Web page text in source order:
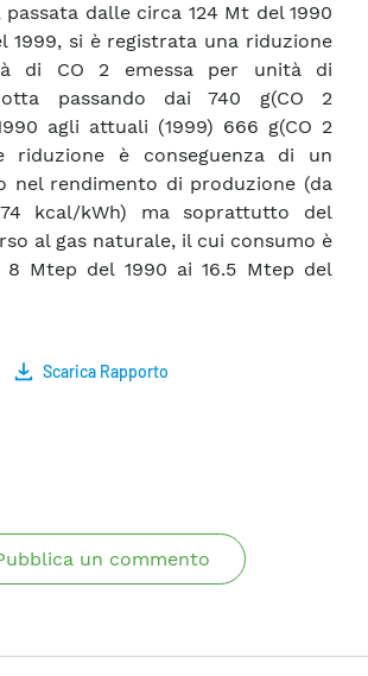
passata dalle circa 124 Mt del 1990
1999, si è registrata una riduzione
di CO 2 emessa per unità di
passando dai 740 g(CO 2
agli attuali (1999) 666 g(CO 2
riduzione è conseguenza di un
nel rendimento di produzione (da
kcal/kWh) ma soprattutto del
al gas naturale, il cui consumo è
8 Mtep del 1990 ai 16.5 Mtep del
Scarica Rapporto
un commento